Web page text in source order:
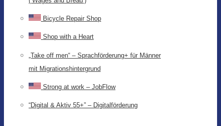
Bicycle Repair Shop
Shop with a Heart
„Take off men“ – Sprachförderung+ für Männer
mit Migrationshintergrund
Strong at work – JobFlow
“Digital & Aktiv 55+” – Digitalförderung